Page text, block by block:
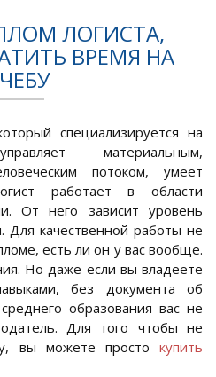
ЛОГИСТА,
ВРЕМЯ НА
специализируется на
материальным,
потоком, умеет
работает в области
От него зависит уровень
Для качественной работы не
есть ли он у вас вообще.
Но даже если вы владеете
без документа об
образования вас не
Для того чтобы не
вы можете просто купить